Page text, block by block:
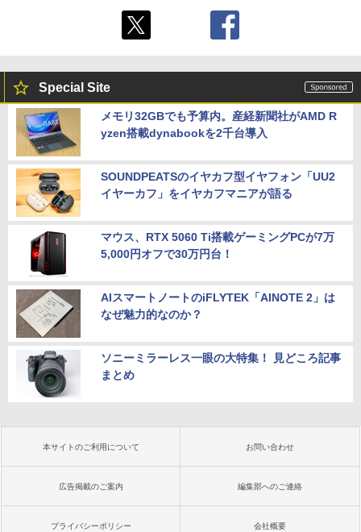
Special Site
メモリ32GBでも予算内。産経新聞社がAMD R
yzen搭載dynabookを2千台導入
SOUNDPEATSのイヤカフ型イヤフォン「UU2
イヤーカフ」をイヤカフマニアが語る
マウス、RTX 5060 Ti搭載ゲーミングPCが7万
5,000円オフで30万円台！
AIスマートノートのiFLYTEK「AINOTE 2」は
なぜ魅力的なのか？
ソニーミラーレス一眼の大特集！ 見どころ記事
まとめ
本サイトのご利用について お問い合わせ
広告掲載のご案内 編集部へのご連絡
プライバシーポリシー 会社概要